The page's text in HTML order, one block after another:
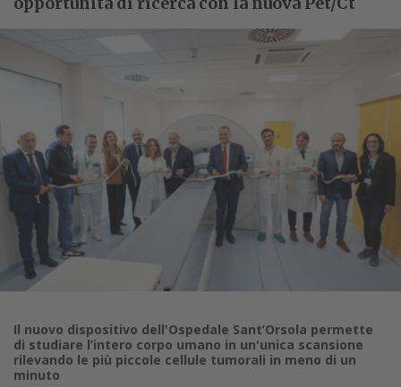
Il nuovo dispositivo dell'Ospedale Sant’Orsola permette
di studiare l’intero corpo umano in un'unica scansione
rilevando le più piccole cellule tumorali in meno di un
minuto